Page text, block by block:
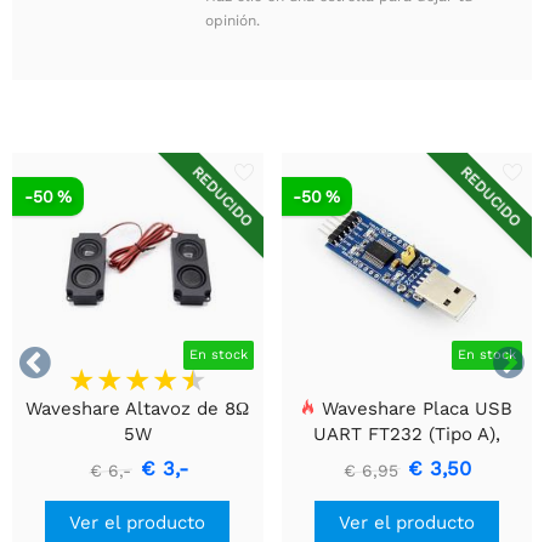
opinión.


REDUCIDO
En stock
-50 %
Waveshare Altavoz de 8Ω
5W
€ 6,- € 3,-
Ver el producto
REDUCIDO
En stock
-50 %
Waveshare Placa USB
UART FT232 (Tipo A),
Módulo de Comunicación
USB a TTL (UART)
€ 6,95 € 3,50
Ver el producto